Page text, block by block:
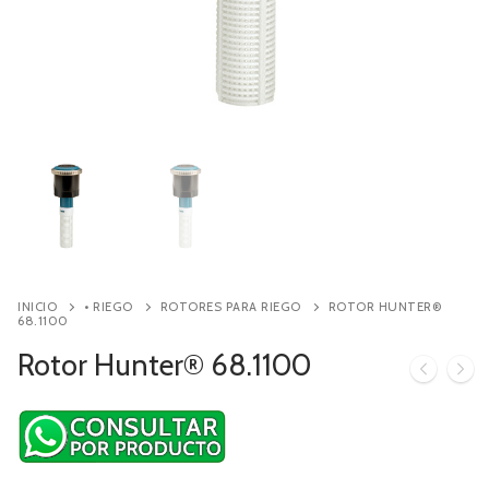
Contacto
INICIO • RIEGO ROTORES PARA RIEGO
ROTOR HUNTER®
68.1100
Rotor Hunter® 68.1100